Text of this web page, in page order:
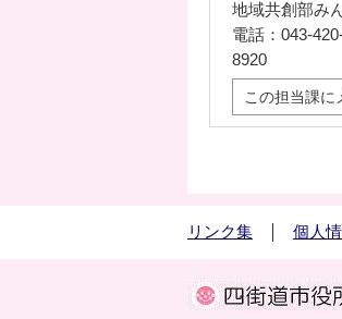
地域共創部み
電話：043-
8920
この担当課に
リンク集 個人